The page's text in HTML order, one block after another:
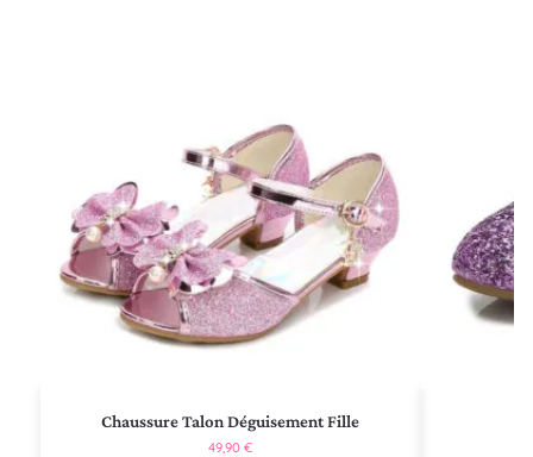
Chaussure Talon Déguisement Fille
49,90€